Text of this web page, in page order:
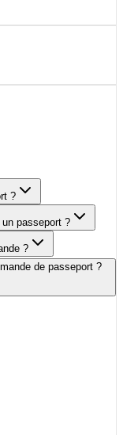
?
passeport ?
?
de passeport ?